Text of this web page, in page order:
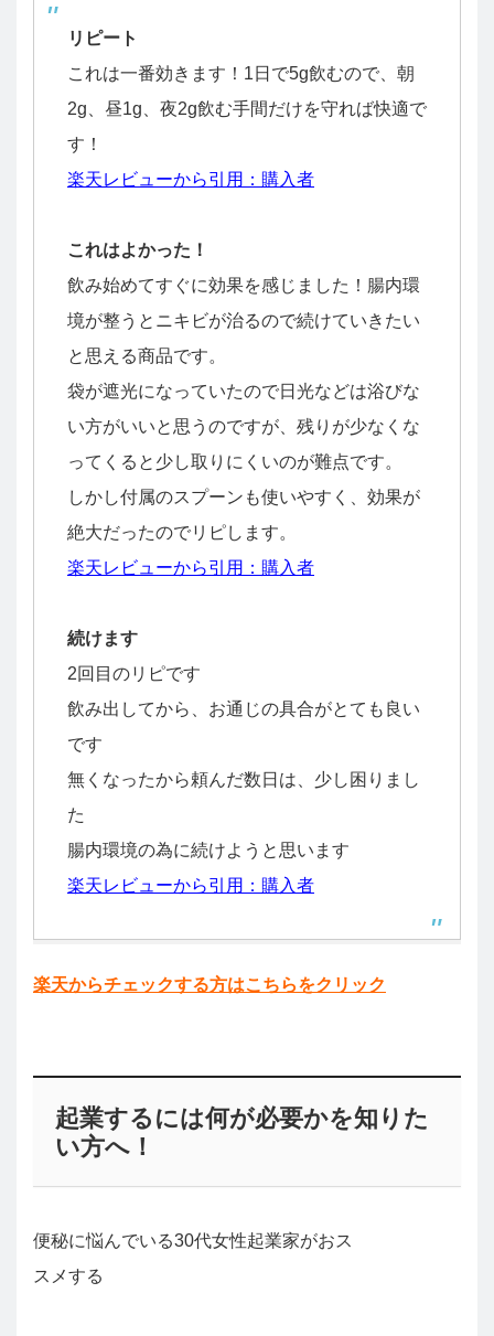
リピート
これは一番効きます！1日で5g飲むので、朝
2g、昼1g、夜2g飲む手間だけを守れば快適で
す！
楽天レビューから引用：購入者
これはよかった！
飲み始めてすぐに効果を感じました！腸内環
境が整うとニキビが治るので続けていきたい
と思える商品です。
袋が遮光になっていたので日光などは浴びな
い方がいいと思うのですが、残りが少なくな
ってくると少し取りにくいのが難点です。
しかし付属のスプーンも使いやすく、効果が
絶大だったのでリピします。
楽天レビューから引用：購入者
続けます
2回目のリピです
飲み出してから、お通じの具合がとても良い
です
無くなったから頼んだ数日は、少し困りまし
た
腸内環境の為に続けようと思います
楽天レビューから引用：購入者
楽天からチェックする方はこちらをクリック
起業するには何が必要かを知りた
い方へ！
便秘に悩んでいる30代女性起業家がおス
スメする